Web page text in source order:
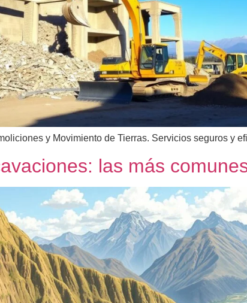
y Movimiento de Tierras. Servicios seguros y
las más